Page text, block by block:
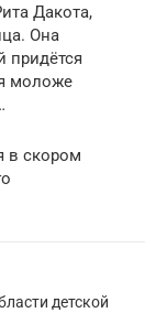
Дакота,
Она
придётся
моложе
в скором
детской